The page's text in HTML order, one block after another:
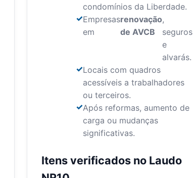
condomínios da Liberdade.
Empresas
em
renovação
de AVCB
,
seguros
e
alvarás.
Locais com quadros
acessíveis a trabalhadores
ou terceiros.
Após reformas, aumento de
carga ou mudanças
significativas.
Itens verificados no Laudo